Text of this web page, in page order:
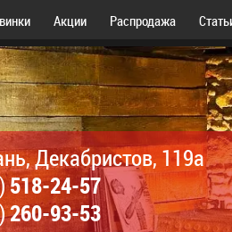
Акции Распродажа
Декабристов, 119а
518-24-57
260-93-53